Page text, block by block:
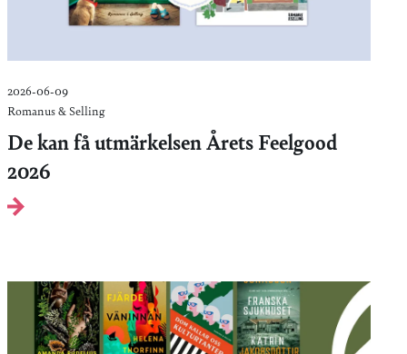
2026-06-09
Romanus & Selling
De kan få utmärkelsen Årets Feelgood
2026